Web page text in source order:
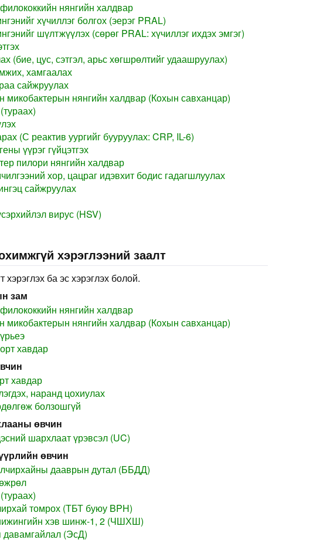
нянгийн халдвар
хүчиллэг болгох (эерэг PRAL)
шүлтжүүлэх (сөрөг PRAL: хүчиллэг ихдэх эмгэг)
(бие, цус, сэтгэл, арьс хөгшрөлтийг удаашруулах)
хамгаалах
сайжруулах
микобактерын нянгийн халдвар (Кохын савханцар)
(С реактив уургийг бууруулах: CRP, IL-6)
үүрэг гүйцэтгэх
пилори нянгийн халдвар
хор, цацраг идэвхит бодис гадагшлуулах
сайжруулах
вирус (HSV)
хэрэглээний заалт
хэрэглэх ба эс хэрэглэх болой.
зам
нянгийн халдвар
микобактерын нянгийн халдвар (Кохын савханцар)
хавдар
хавдар
наранд цохиулах
болзошгүй
өвчин
шархлаат үрэвсэл (UC)
өвчин
дааврын дутал (ББДД)
томрох (ТБТ буюу BPH)
хэв шинж-1, 2 (ЧШХШ)
давамгайлал (ЭсД)